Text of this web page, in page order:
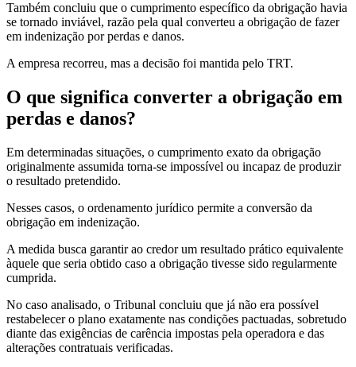
Também concluiu que o cumprimento específico da obrigação havia
se tornado inviável, razão pela qual converteu a obrigação de fazer
em indenização por perdas e danos.
A empresa recorreu, mas a decisão foi mantida pelo TRT.
O que significa converter a obrigação em
perdas e danos?
Em determinadas situações, o cumprimento exato da obrigação
originalmente assumida torna-se impossível ou incapaz de produzir
o resultado pretendido.
Nesses casos, o ordenamento jurídico permite a conversão da
obrigação em indenização.
A medida busca garantir ao credor um resultado prático equivalente
àquele que seria obtido caso a obrigação tivesse sido regularmente
cumprida.
No caso analisado, o Tribunal concluiu que já não era possível
restabelecer o plano exatamente nas condições pactuadas, sobretudo
diante das exigências de carência impostas pela operadora e das
alterações contratuais verificadas.